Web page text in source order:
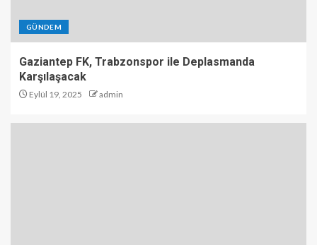
GÜNDEM
Gaziantep FK, Trabzonspor ile Deplasmanda
Karşılaşacak
Eylül 19, 2025 admin